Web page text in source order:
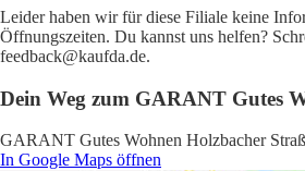
Leider haben wir für diese Filiale keine
Öffnungszeiten. Du kannst uns helfen?
feedback@kaufda.de.
Dein Weg zum GARANT Gutes
GARANT Gutes Wohnen Holzbacher
In Google Maps öffnen